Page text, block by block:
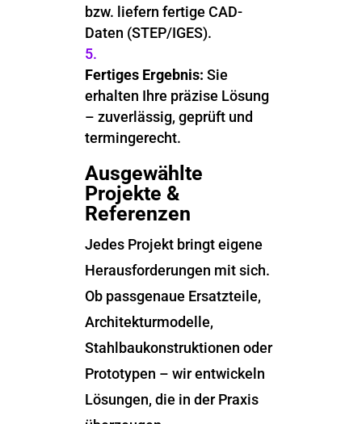
bzw. liefern fertige CAD-
Daten (STEP/IGES).
Fertiges Ergebnis: Sie
erhalten Ihre präzise Lösung
– zuverlässig, geprüft und
termingerecht.
Ausgewählte
Projekte &
Referenzen
Jedes Projekt bringt eigene
Herausforderungen mit sich.
Ob passgenaue Ersatzteile,
Architekturmodelle,
Stahlbaukonstruktionen oder
Prototypen – wir entwickeln
Lösungen, die in der Praxis